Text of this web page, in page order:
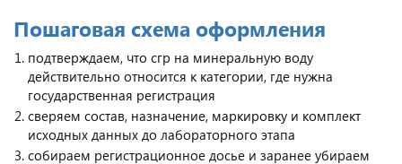
Пошаговая схема оформления
подтверждаем, что cгр на минеральную воду
действительно относится к категории, где нужна
государственная регистрация
сверяем состав, назначение, маркировку и комплект
исходных данных до лабораторного этапа
собираем регистрационное досье и заранее убираем